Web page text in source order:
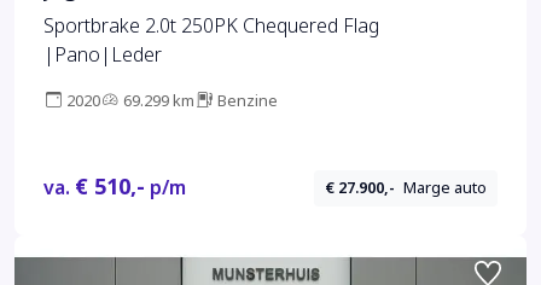
Sportbrake 2.0t 250PK Chequered Flag
|Pano|Leder
2020 69.299 km Benzine
va. € 510,- p/m € 27.900,- Marge auto